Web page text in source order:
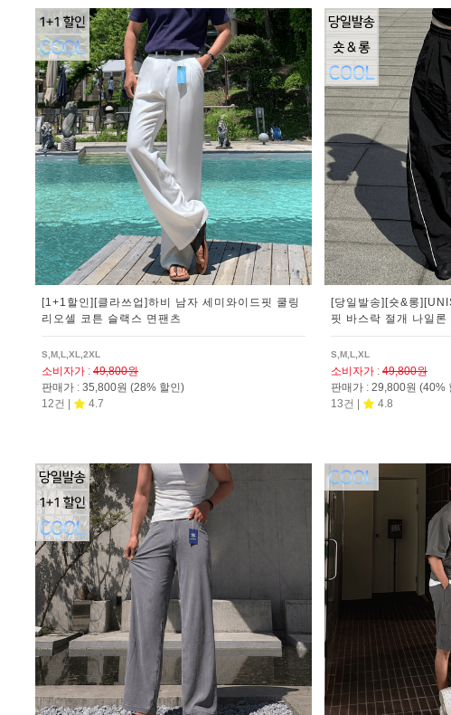
[1+1할인][클라쓰업]하비 남자 세미와이드핏 쿨링
리오셀 코튼 슬랙스 면팬츠
S,M,L,XL,2XL
소비자가 : 49,800원
판매가 : 35,800원 (28% 할인)
12건 |
4.7
[당일발송][숏&롱
핏 바스락 절개 나일론
S,M,L,XL
소비자가 : 49,800원
판매가 : 29,800원 (40%
13건 |
4.8